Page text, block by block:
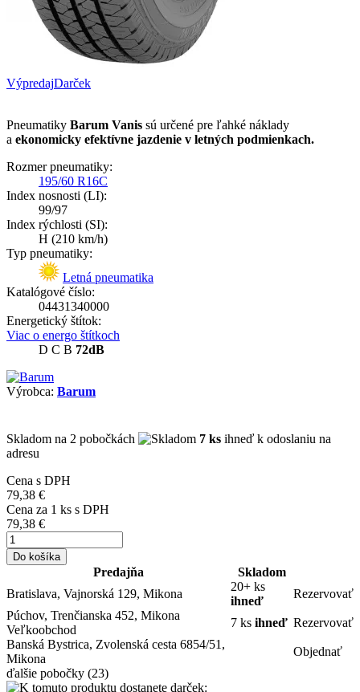
VýpredajDarček
Pneumatiky Barum Vanis sú určené pre ľahké náklady
a ekonomicky efektívne jazdenie v letných podmienkach.
Rozmer pneumatiky:
195/60 R16C
Index nosnosti (LI):
99/97
Index rýchlosti (SI):
H (210 km/h)
Typ pneumatiky:
Letná pneumatika
Katalógové číslo:
04431340000
Energetický štítok:
Viac o energo štítkoch
D C B 72dB
Výrobca: Barum
Skladom na 2 pobočkách 7 ks ihneď k odoslaniu na
adresu
Cena s DPH
79,38 €
Cena za 1 ks s DPH
79,38 €
Do košíka
Predajňa
Skladom
Bratislava, Vajnorská 129, Mikona
20+ ks
ihneď
Rezervovať
Púchov, Trenčianska 452, Mikona
Veľkoobchod
7 ks ihneď Rezervovať
Banská Bystrica, Zvolenská cesta 6854/51,
Mikona
Objednať
ďalšie pobočky (23)